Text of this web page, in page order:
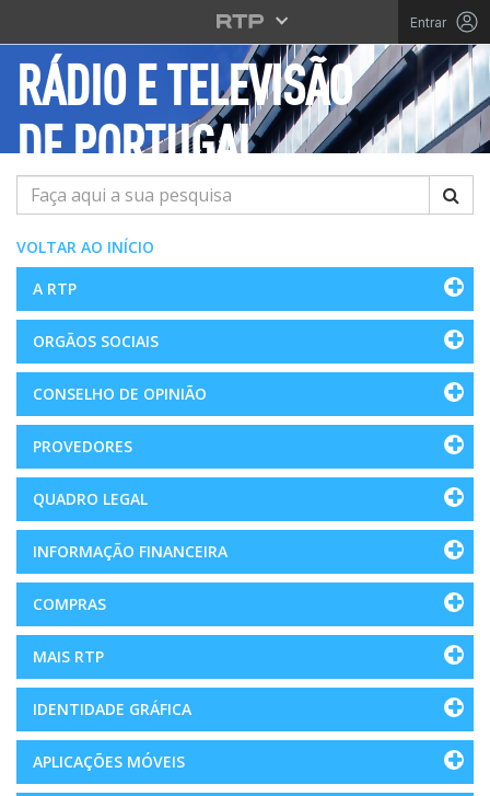
Saltar para o conteúdo principal
Entrar
RÁDIO E TELEVISÃO
DE PORTUGAL
Pesquisar
VOLTAR AO INÍCIO
A RTP
ORGÃOS SOCIAIS
CONSELHO DE OPINIÃO
PROVEDORES
QUADRO LEGAL
INFORMAÇÃO FINANCEIRA
COMPRAS
MAIS RTP
IDENTIDADE GRÁFICA
APLICAÇÕES MÓVEIS